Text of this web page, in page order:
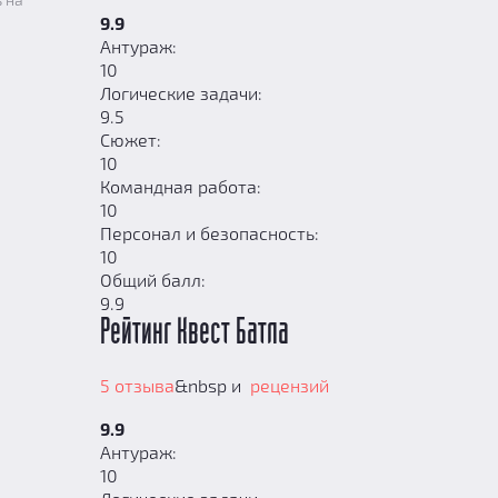
9.9
Антураж:
10
Логические задачи:
9.5
Сюжет:
10
Командная работа:
10
Персонал и безопасность:
10
Общий балл:
9.9
Рейтинг Квест Батла
5 отзыва&nbsp и рецензий
9.9
Антураж:
10